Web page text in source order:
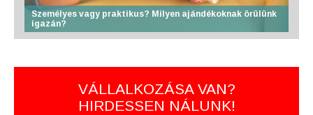
Személyes vagy praktikus? Milyen ajándékoknak örülünk
igazán?
VÁLLALKOZÁSA VAN?
HIRDESSEN NÁLUNK!